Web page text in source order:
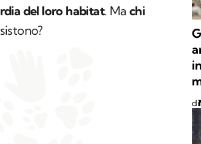
del loro habitat. Machi
di